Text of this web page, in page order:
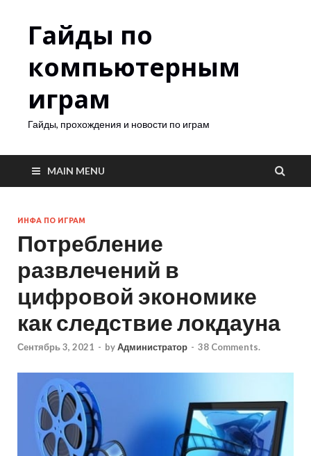
Гайды по
компьютерным
играм
Гайды, прохождения и новости по играм
MAIN MENU
ИНФА ПО ИГРАМ
Потребление
развлечений в
цифровой экономике
как следствие локдауна
Сентябрь 3, 2021 - byАдминистратор - 38 Comments.